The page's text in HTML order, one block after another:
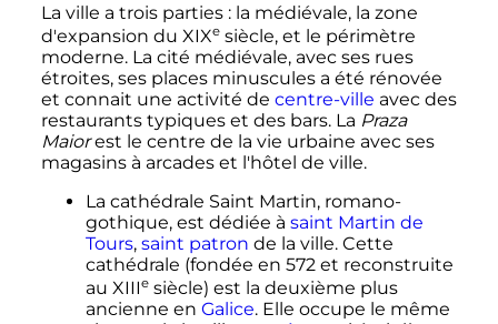
La ville a trois parties : la médiévale, la zone
d'expansion du XIXe siècle, et le périmètre
moderne. La cité médiévale, avec ses rues
étroites, ses places minuscules a été rénovée
et connait une activité de centre-ville avec des
restaurants typiques et des bars. La Praza
Maiorest le centre de la vie urbaine avec ses
magasins à arcades et l'hôtel de ville.
La cathédrale Saint Martin, romano-
gothique, est dédiée à saint Martin de
Tours, saint patron de la ville. Cette
cathédrale (fondée en 572 et reconstruite
au XIIIe siècle) est la deuxième plus
ancienne en Galice. Elle occupe le même